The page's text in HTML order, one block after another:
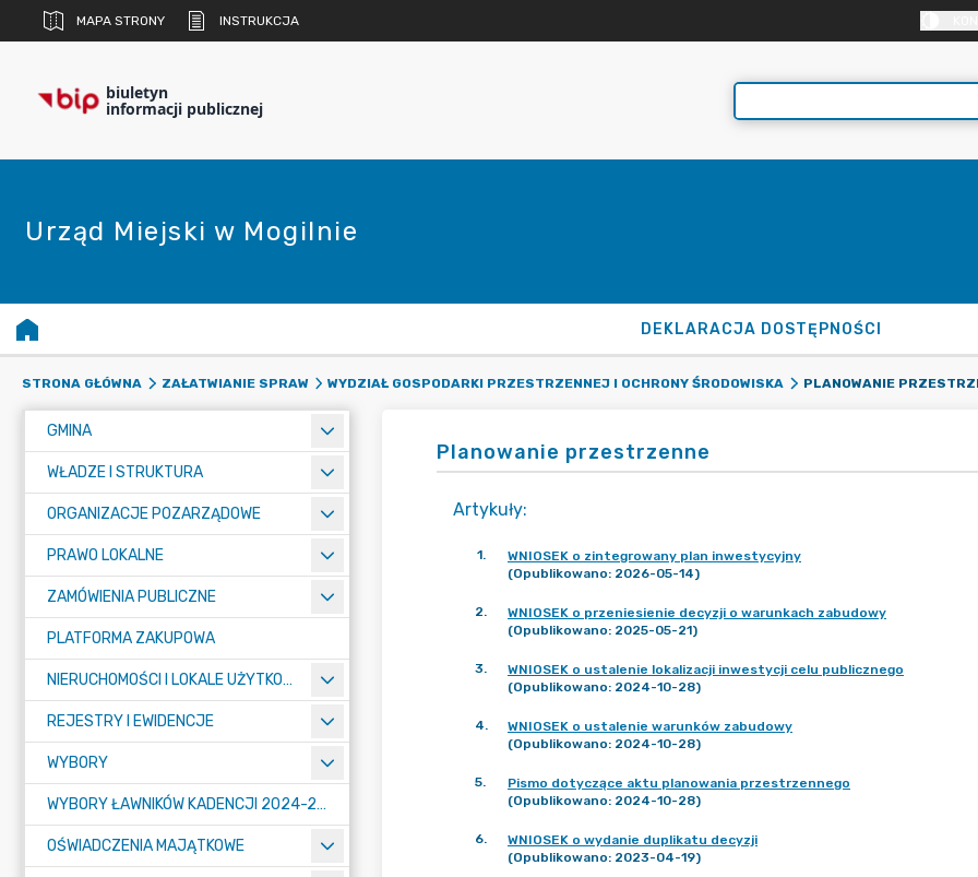
MAPA STRONY INSTRUKCJA
biuletyn
informacji publicznej
Urząd Miejski w Mogilnie
DEKLARACJA DOSTĘPNOŚCI
STRONA GŁÓWNA ZAŁATWIANIE SPRAW WYDZIAŁ GOSPODARKI PRZESTRZENNEJ I OCHRONY ŚRODOWISKA PLANOWANIE
GMINA
WŁADZE I STRUKTURA
ORGANIZACJE POZARZĄDOWE
PRAWO LOKALNE
ZAMÓWIENIA PUBLICZNE
PLATFORMA ZAKUPOWA
NIERUCHOMOŚCI I LOKALE UŻYTKOWE
REJESTRY I EWIDENCJE
WYBORY
WYBORY ŁAWNIKÓW KADENCJI 2024-2027
OŚWIADCZENIA MAJĄTKOWE
Planowanie przestrzenne
Artykuły:
1.
WNIOSEK o zintegrowany plan inwestycyjny
(Opublikowano: 2026-05-14)
2.
WNIOSEK o przeniesienie decyzji o warunkach zabudowy
(Opublikowano: 2025-05-21)
3.
WNIOSEK o ustalenie lokalizacji inwestycji celu publicznego
(Opublikowano: 2024-10-28)
4.
WNIOSEK o ustalenie warunków zabudowy
(Opublikowano: 2024-10-28)
5.
Pismo dotyczące aktu planowania przestrzennego
(Opublikowano: 2024-10-28)
6.
WNIOSEK o wydanie duplikatu decyzji
(Opublikowano: 2023-04-19)